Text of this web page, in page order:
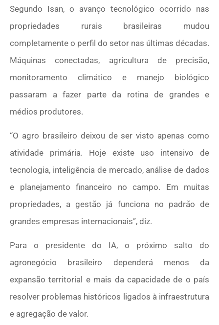
Segundo Isan, o avanço tecnológico ocorrido nas
propriedades rurais brasileiras mudou
completamente o perfil do setor nas últimas décadas.
Máquinas conectadas, agricultura de precisão,
monitoramento climático e manejo biológico
passaram a fazer parte da rotina de grandes e
médios produtores.
“O agro brasileiro deixou de ser visto apenas como
atividade primária. Hoje existe uso intensivo de
tecnologia, inteligência de mercado, análise de dados
e planejamento financeiro no campo. Em muitas
propriedades, a gestão já funciona no padrão de
grandes empresas internacionais”, diz.
Para o presidente do IA, o próximo salto do
agronegócio brasileiro dependerá menos da
expansão territorial e mais da capacidade de o país
resolver problemas históricos ligados à infraestrutura
e agregação de valor.